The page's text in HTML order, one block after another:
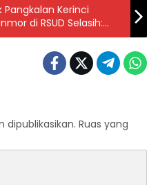
Pangkalan Kerinci
di RSUD Selasih:
Korban Kembali!
dipublikasikan. Ruas yang